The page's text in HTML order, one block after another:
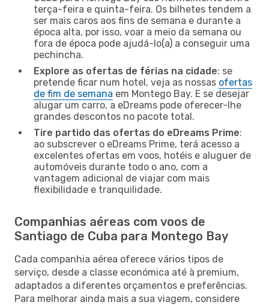
terça-feira e quinta-feira. Os bilhetes tendem a
ser mais caros aos fins de semana e durante a
época alta, por isso, voar a meio da semana ou
fora de época pode ajudá-lo(a) a conseguir uma
pechincha.
Explore as ofertas de férias na cidade: se
pretende ficar num hotel, veja as nossas ofertas
de fim de semana em Montego Bay. E se desejar
alugar um carro, a eDreams pode oferecer-lhe
grandes descontos no pacote total.
Tire partido das ofertas do eDreams Prime:
ao subscrever o eDreams Prime, terá acesso a
excelentes ofertas em voos, hotéis e aluguer de
automóveis durante todo o ano, com a
vantagem adicional de viajar com mais
flexibilidade e tranquilidade.
Companhias aéreas com voos de
Santiago de Cuba para Montego Bay
Cada companhia aérea oferece vários tipos de
serviço, desde a classe económica até à premium,
adaptados a diferentes orçamentos e preferências.
Para melhorar ainda mais a sua viagem, considere